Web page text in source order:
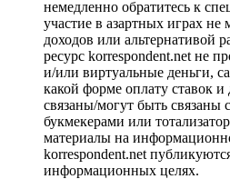
немедленно обратитесь к
участие в азартных играх не
доходов или альтернативой
ресурс korrespondent.net не
и/или виртуальные деньги,
какой форме оплату ставок
связаны/могут быть связаны
букмекерами или
материалы на
korrespondent.net
информационных целях.